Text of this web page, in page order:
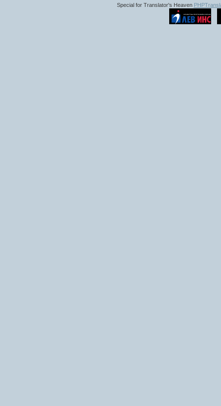
Special for Translator's Heaven